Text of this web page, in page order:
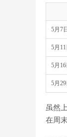
5月7日
5月11
5月16
5月29
虽然
在周